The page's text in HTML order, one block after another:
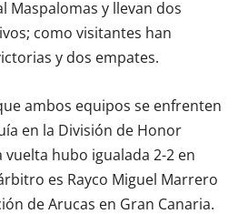
Maspalomas y llevan dos
como visitantes han
y dos empates.
ambos equipos se enfrenten
en la División de Honor
vuelta hubo igualada 2-2 en
es Rayco Miguel Marrero
de Arucas en Gran Canaria.